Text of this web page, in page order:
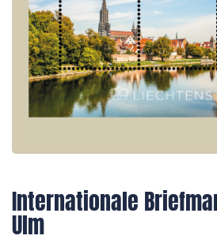
Internationale
Ulm